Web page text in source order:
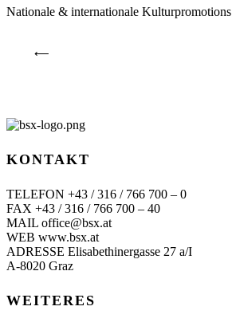
Nationale & internationale Kulturpromotions
⟵
KONTAKT
TELEFON +43 / 316 / 766 700 – 0
FAX +43 / 316 / 766 700 – 40
MAIL office@bsx.at
WEB www.bsx.at
ADRESSE Elisabethinergasse 27 a/I
A-8020 Graz
WEITERES